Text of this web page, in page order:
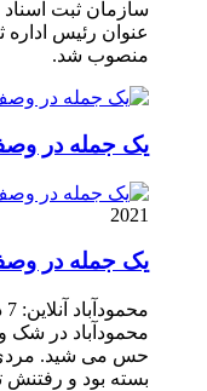
سازمان ثبت
عنوان رئیس اداره
منصوب شد.
یک جمله در
2021
یک جمله در
محمودآباد در شک
حس می شید. مردی
بسته بود و